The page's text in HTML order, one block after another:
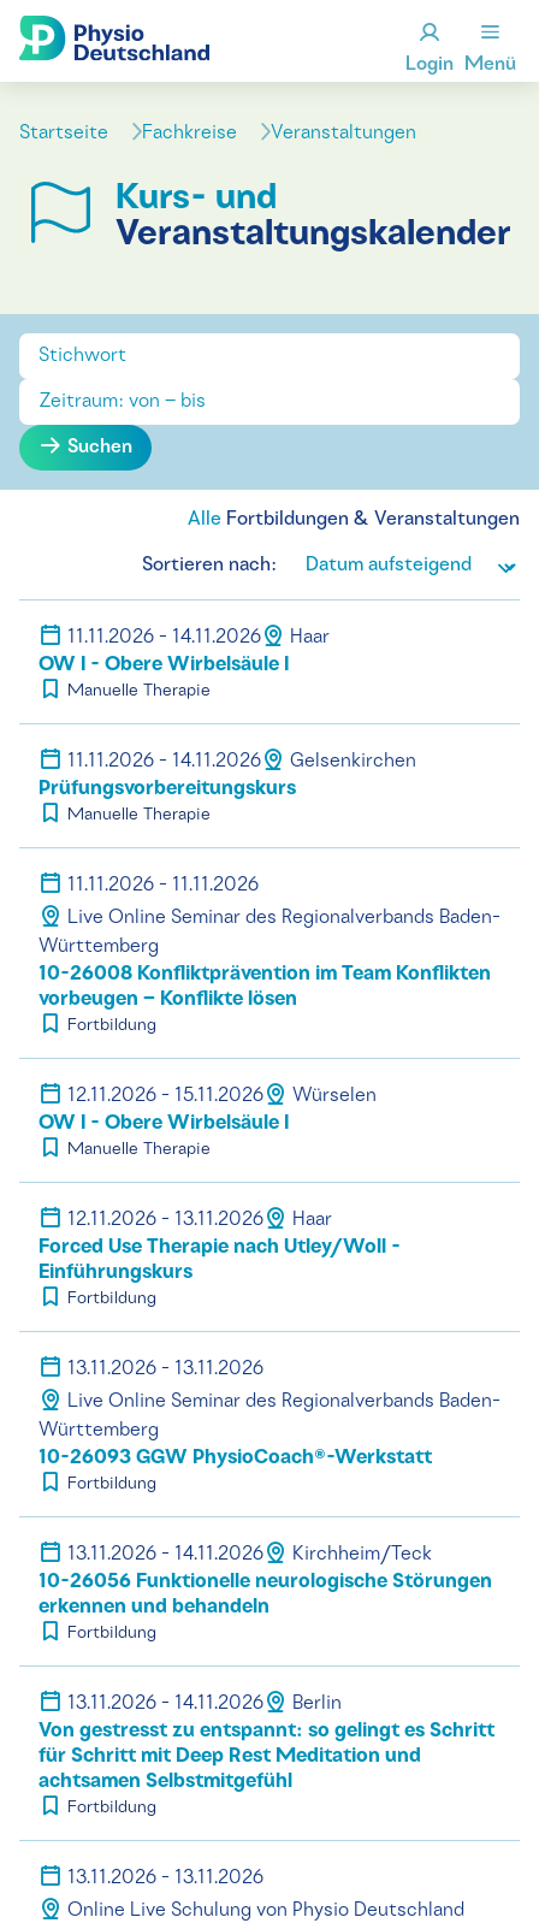
Login Menü
Startseite Fachkreise Veranstaltungen
Kurs- und
Veranstaltungskalender
Suchen
Alle Fortbildungen & Veranstaltungen
Sortieren nach:
11.11.2026 - 14.11.2026 Haar
OW I - Obere Wirbelsäule I
Manuelle Therapie
11.11.2026 - 14.11.2026 Gelsenkirchen
Prüfungsvorbereitungskurs
Manuelle Therapie
11.11.2026 - 11.11.2026
Live Online Seminar des Regionalverbands Baden-
Württemberg
10-26008 Konfliktprävention im Team Konflikten
vorbeugen – Konflikte lösen
Fortbildung
12.11.2026 - 15.11.2026 Würselen
OW I - Obere Wirbelsäule I
Manuelle Therapie
12.11.2026 - 13.11.2026 Haar
Forced Use Therapie nach Utley/Woll -
Einführungskurs
Fortbildung
13.11.2026 - 13.11.2026
Live Online Seminar des Regionalverbands Baden-
Württemberg
10-26093 GGW PhysioCoach®-Werkstatt
Fortbildung
13.11.2026 - 14.11.2026 Kirchheim/Teck
10-26056 Funktionelle neurologische Störungen
erkennen und behandeln
Fortbildung
13.11.2026 - 14.11.2026 Berlin
Von gestresst zu entspannt: so gelingt es Schritt
für Schritt mit Deep Rest Meditation und
achtsamen Selbstmitgefühl
Fortbildung
13.11.2026 - 13.11.2026
Online Live Schulung von Physio Deutschland